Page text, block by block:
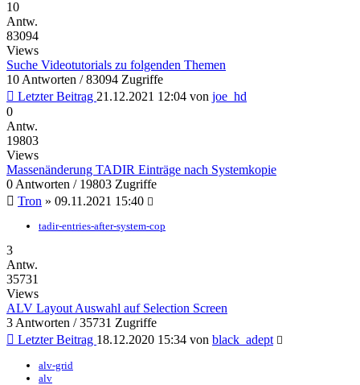
10
Antw.
83094
Views
Suche Videotutorials zu folgenden Themen
10 Antworten / 83094 Zugriffe
Letzter Beitrag 21.12.2021 12:04 von joe_hd
0
Antw.
19803
Views
Massenänderung TADIR Einträge nach Systemkopie
0 Antworten / 19803 Zugriffe
Tron » 09.11.2021 15:40
tadir-entries-after-system-cop
3
Antw.
35731
Views
ALV Layout Auswahl auf Selection Screen
3 Antworten / 35731 Zugriffe
Letzter Beitrag 18.12.2020 15:34 von black_adept
alv-grid
alv